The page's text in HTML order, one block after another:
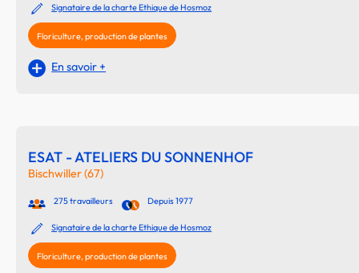
Signataire de la charte Ethique de Hosmoz
Floriculture, production de plantes
En savoir +
ESAT - ATELIERS DU SONNENHOF
Bischwiller (67)
275 travailleurs Depuis 1977
Signataire de la charte Ethique de Hosmoz
Floriculture, production de plantes